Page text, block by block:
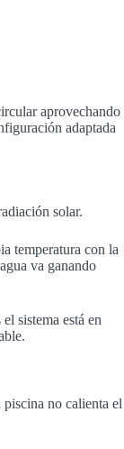
aprovechando
adaptada
solar.
temperatura con la
va ganando
sistema está en
no calienta el